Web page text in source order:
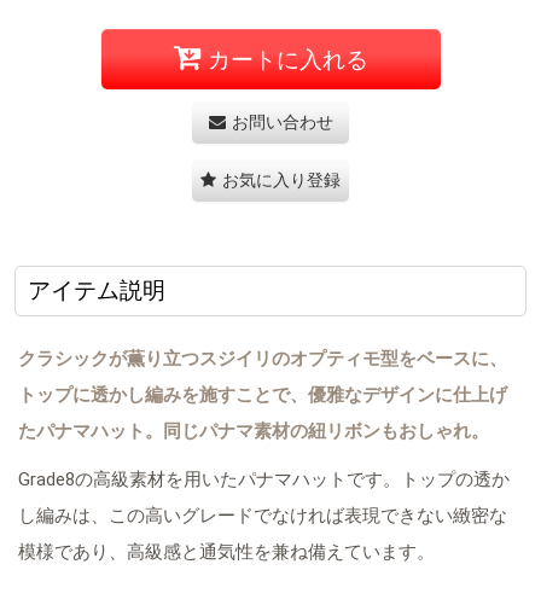
カートに入れる
お問い合わせ
お気に入り登録
アイテム説明
クラシックが薫り立つスジイリのオプティモ型をベースに、
トップに透かし編みを施すことで、優雅なデザインに仕上げ
たパナマハット。同じパナマ素材の紐リボンもおしゃれ。
Grade8の高級素材を用いたパナマハットです。トップの透か
し編みは、この高いグレードでなければ表現できない緻密な
模様であり、高級感と通気性を兼ね備えています。